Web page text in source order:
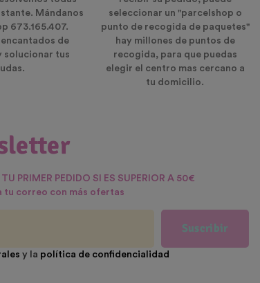
Mándanos
673.165.407.
de
solucionar tus
seleccionar un "parcelshop o
punto de recogida de paquetes"
hay millones de puntos de
recogida, para que puedas
elegir el centro mas cercano a
tu domicilio.
PRIMER PEDIDO SI ES SUPERIOR A 50€
tu correo con más ofertas
Suscribir
y la política de confidencialidad